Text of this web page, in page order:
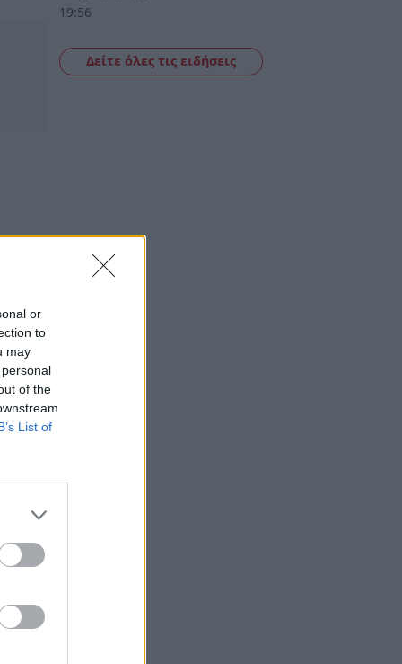
or
to
may
of the
List of
19:56
Δείτε όλες τις ειδήσεις